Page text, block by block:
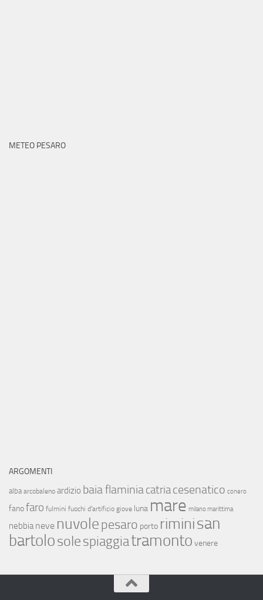
METEO PESARO
ARGOMENTI
alba arcobaleno ardizio baia flaminiacatriacesenatico conero
fanofaro fulmini fuochi d'artificio giove luna mare milano marittima
nebbia neve nuvolepesaro porto riminisan
bartolosolespiaggiatramonto venere